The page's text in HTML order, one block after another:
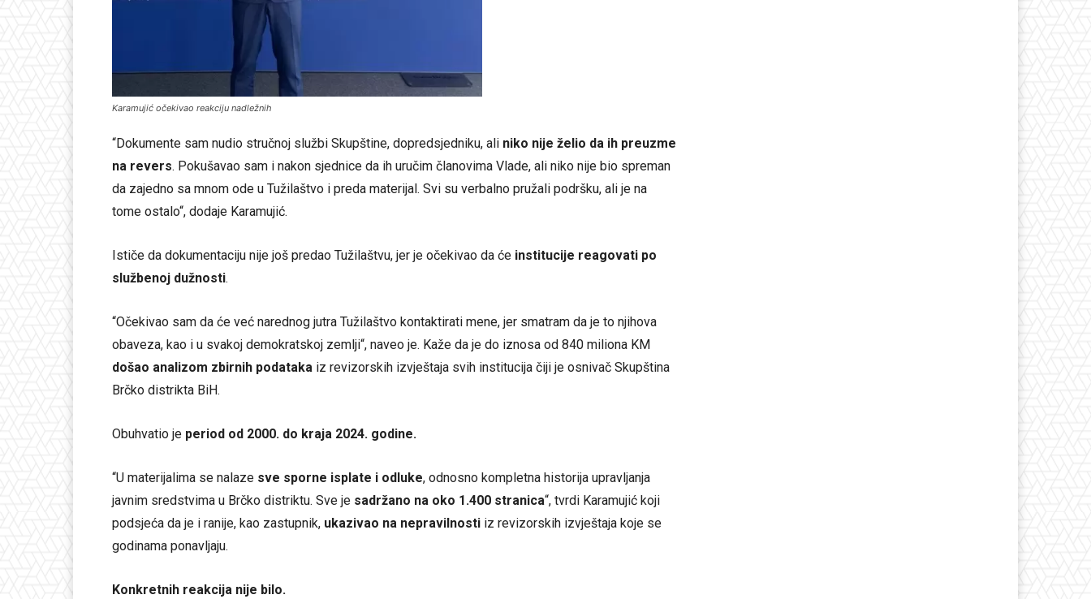
Karamujić očekivao reakciju nadležnih
“Dokumente sam nudio stručnoj službi Skupštine, dopredsjedniku, ali niko nije želio da ih preuzme
na revers. Pokušavao sam i nakon sjednice da ih uručim članovima Vlade, ali niko nije bio spreman
da zajedno sa mnom ode u Tužilaštvo i preda materijal. Svi su verbalno pružali podršku, ali je na
tome ostalo“, dodaje Karamujić.
Ističe da dokumentaciju nije još predao Tužilaštvu, jer je očekivao da će institucije reagovati po
službenoj dužnosti.
“Očekivao sam da će već narednog jutra Tužilaštvo kontaktirati mene, jer smatram da je to njihova
obaveza, kao i u svakoj demokratskoj zemlji“, naveo je. Kaže da je do iznosa od 840 miliona KM
došao analizom zbirnih podataka iz revizorskih izvještaja svih institucija čiji je osnivač Skupština
Brčko distrikta BiH.
Obuhvatio je period od 2000. do kraja 2024. godine.
“U materijalima se nalaze sve sporne isplate i odluke, odnosno kompletna historija upravljanja
javnim sredstvima u Brčko distriktu. Sve je sadržano na oko 1.400 stranica“, tvrdi Karamujić koji
podsjeća da je i ranije, kao zastupnik, ukazivao na nepravilnosti iz revizorskih izvještaja koje se
godinama ponavljaju.
Konkretnih reakcija nije bilo.